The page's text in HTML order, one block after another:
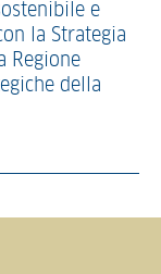
e
la Strategia
Regione
della